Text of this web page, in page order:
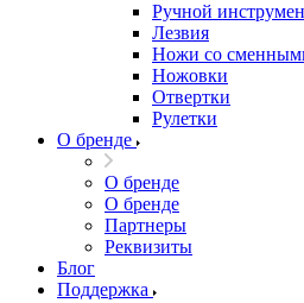
Ручной
Лезвия
Ножи со
Ножовки
Отвертки
Рулетки
О бренде
О бренде
О бренде
Партнеры
Реквизиты
Блог
Поддержка